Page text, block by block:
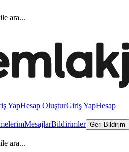
ara...
YapHesap OluşturGiriş YapHesap
MesajlarBildirimler Geri Bildirim
ara...